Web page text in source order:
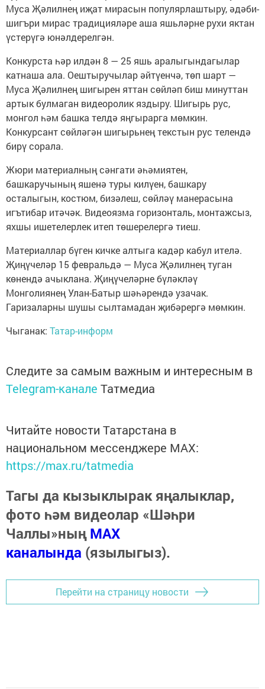
Муса Җәлилнең иҗат мирасын популярлаштыру, әдәби-
шигъри мирас традицияләре аша яшьләрне рухи яктан
үстерүгә юнәлдерелгән.
Конкурста һәр илдән 8 — 25 яшь аралыгындагылар
катнаша ала. Оештыручылар әйтүенчә, төп шарт —
Муса Җәлилнең шигырен яттан сөйләп биш минуттан
артык булмаган видеоролик яздыру. Шигырь рус,
монгол һәм башка телдә яңгырарга мөмкин.
Конкурсант сөйләгән шигырьнең текстын рус телендә
бирү сорала.
Жюри материалның сәнгати әһәмиятен,
башкаручының яшенә туры килүен, башкару
осталыгын, костюм, бизәлеш, сөйләү манерасына
игътибар итәчәк. Видеоязма горизонталь, монтажсыз,
яхшы ишетелерлек итеп төшерелергә тиеш.
Материаллар бүген кичке алтыга кадәр кабул ителә.
Җиңүчеләр 15 февральдә — Муса Җәлилнең туган
көнендә ачыклана. Җиңүчеләрне бүләкләү
Монголиянең Улан-Батыр шәһәрендә узачак.
Гаризаларны шушы сылтамадан җибәрергә мөмкин.
Чыганак: Татар-информ
Следите за самым важным и интересным в
Telegram-канале Татмедиа
Читайте новости Татарстана в
национальном мессенджере MАХ:
https://max.ru/tatmedia
Тагы да кызыклырак яңалыклар,
фото һәм видеолар «Шәһри
Чаллы»ныңMAX
каналында (язылыгыз).
Перейти на страницу новости